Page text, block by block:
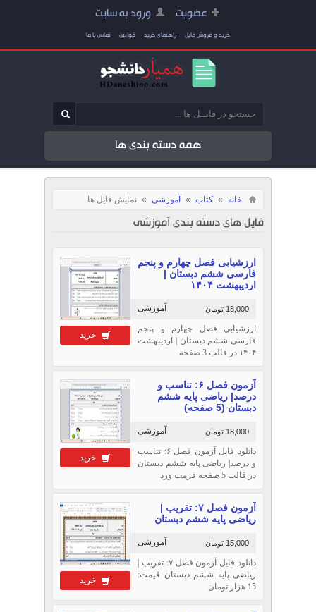
عضویت ورود به سایت
خرید و فروش فایل راهنمای خرید قوانین تماس با ما
همه دسته بندی ها
خانه » کتاب » آموزشی » نمایش فایل ها
فایل های دسته بندی آموزشی
خرید
ارزشیابی فصل چهارم و پنجم
فارسی ششم دبستان |
اردیبهشت ۱۴۰۴
آموزشی 18,000 تومان
ارزشیابی فصل چهارم و پنجم
فارسی ششم دبستان | اردیبهشت
۱۴۰۴ در قالب 3 صفحه
خرید
آزمون فصل ۶: تناسب و
درصد| ریاضی پایه ششم
دبستان (5 صفحه)
آموزشی 18,000 تومان
دانلود فایل آزمون فصل ۶: تناسب
و درصد| ریاضی پایه ششم دبستان
در قالب 5 صفحه فرمت ورد
خرید
آزمون فصل ۷: تقریب |
ریاضی پایه ششم دبستان
آموزشی 15,000 تومان
دانلود فایل آزمون فصل ۷: تقریب |
ریاضی پایه ششم دبستان قیمت:
15 هزار تومان